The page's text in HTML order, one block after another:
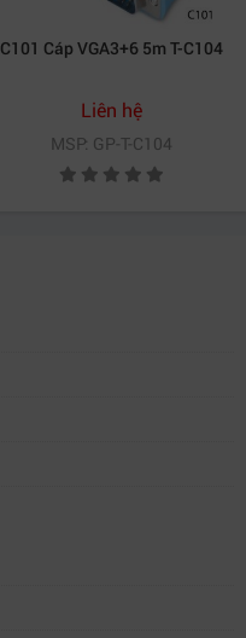
C101 Cáp VGA3+6 5m T-C104
Liên hệ
MSP: GP-T-C104